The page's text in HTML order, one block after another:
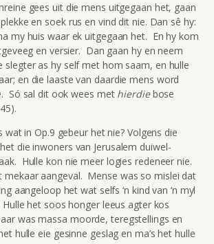
gees uit die mens uitgegaan het, gaan
en soek rus en vind dit nie. Dan sê hy:
my huis waar ek uitgegaan het. En hy kom
en versier. Dan gaan hy en neem
slegter as hy self met hom saam, en hulle
en die laaste van daardie mens word
Só sal dit ook wees met hierdiebose
wat in Op.9 gebeur het nie? Volgens die
die inwoners van Jerusalem duiwel-
Hulle kon nie meer logies redeneer nie.
mekaar aangeval. Mense was so mislei dat
aangeloop het wat selfs ‘n kind van ‘n myl
het soos honger leeus agter kos
was massa moorde, teregstellings en
hulle eie gesinne geslag en ma’s het hulle